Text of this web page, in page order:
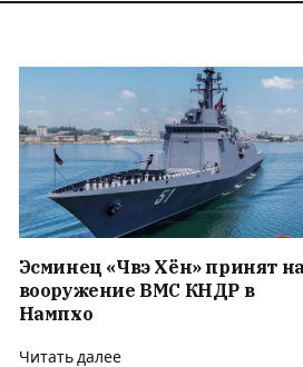
Эсминец «Чвэ Хён» принят на
вооружение ВМС КНДР в
Нампхо
Читать далее